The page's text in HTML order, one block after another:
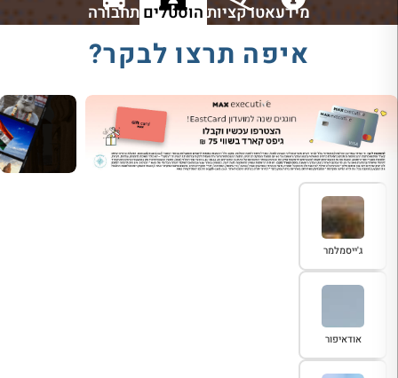
מידעאטרקציות הוסטלים תחבורה
איפה תרצו לבקר?
ג'ייסמלמר
אודאיפור